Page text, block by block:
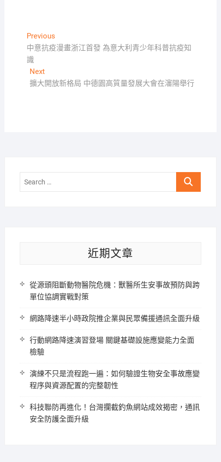
文
章
導
覽
PreviousPrevious
post:
中意抗疫漫畫浙江首發 為意大利青少年科普抗疫知
識
NextNext
post:
擴大開放新格局 中德園高質量發展大會在瀋陽舉行
Search
近期文章
從源頭阻斷動物醫院危機：獸醫所生安事故預防與跨
單位協調實戰對策
網路降速半小時政院推企業與民眾備援通訊全面升級
行動網路降速演習登場 關鍵基礎設施應變能力全面
檢驗
演練不只是流程跑一遍：如何驗證生物安全事故應變
程序與資源配置的完整韌性
科技聯防再進化！台灣攔截釣魚網站成效揭密，通訊
安全防護全面升級